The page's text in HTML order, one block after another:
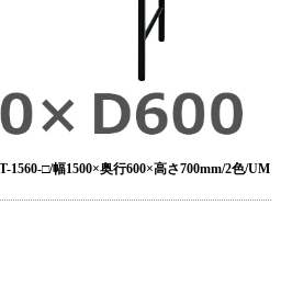
□/幅1500×奥行600×高さ700mm/2色/UM